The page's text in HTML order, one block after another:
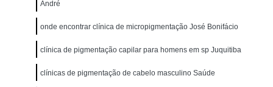
Micropigmentação Capilar para Calvície
Micropigmentação Capilar para Homens
André
onde encontrar clínica de micropigmentação José Bonifácio
clínica de pigmentação capilar para homens em sp Juquitiba
clínicas de pigmentação de cabelo masculino Saúde